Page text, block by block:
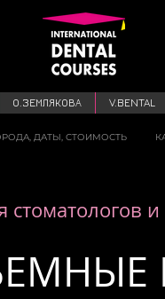
О.ЗЕМЛЯКОВА V.BENTAL
ДАТЫ, СТОИМОСТЬ
стоматологов